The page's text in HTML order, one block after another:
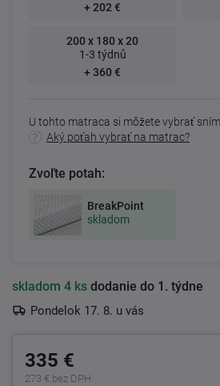
+ 202 €
200 x 180 x 20
1-3 týdnů
+ 360 €
U tohto matraca si môžete vybrať
Aký poťah vybrať na matrac?
Zvoľte potah:
BreakPoint
skladom
skladom 4 ks dodanie do 1. týdne
Pondelok 17. 8. u vás
335 €
273 € bez DPH